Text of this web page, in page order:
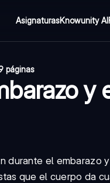
AsignaturasKnowunity AI
páginas
y
durante el embarazo
que el cuerpo da